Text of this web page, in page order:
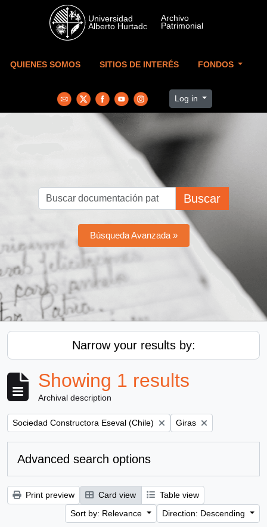
Skip to main content
QUIENES SOMOS SITIOS DE INTERÉS FONDOS
Log in
Buscar
Búsqueda Avanzada »
Narrow your results by:
Showing 1 results
Archival description
Remove filter:
Sociedad Constructora Eseval (Chile) Remove filter:
Giras
Advanced search options
Print preview Card view
Table view
Sort by: Relevance
Direction: Descending